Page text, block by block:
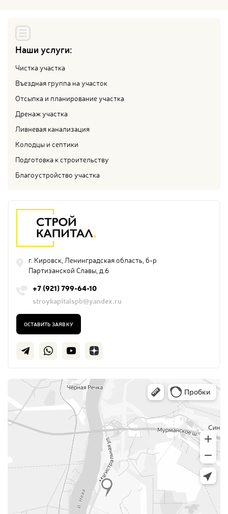
Наши услуги:
Чистка участка
Въездная группа на участок
Отсыпка и планирование участка
Дренаж участка
Ливневая канализация
Колодцы и септики
Подготовка к строительству
Благоустройство участка
г. Кировск, Ленинградская область, б-р
Партизанской Славы, д.6
+7 (921) 799-64-10
stroykapitalspb@yandex.ru
ОСТАВИТЬ ЗАЯВКУ